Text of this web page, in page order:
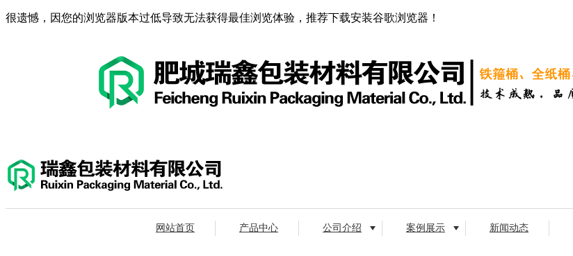
很遗憾，因您的浏览器版本过低导致无法获得最佳浏览体验，推荐下载安装谷歌浏览器！
网站首页 产品中心 公司介绍 案例展示 新闻动态